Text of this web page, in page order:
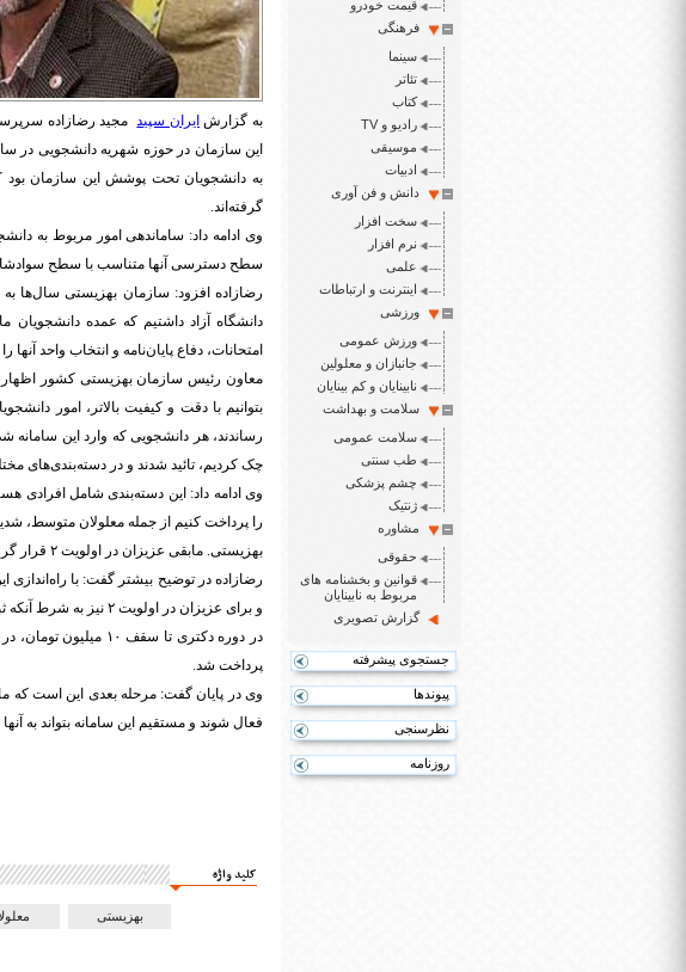
قیمت خودرو
فرهنگی
سینما
تئاتر
کتاب
رادیو و TV
موسیقی
ادبیات
دانش و فن آوری
سخت افزار
نرم افزار
علمی
اینترنت و ارتباطات
ورزشی
ورزش عمومی
جانبازان و معلولین
نابینایان و کم بینایان
سلامت و بهداشت
سلامت عمومی
طب سنتی
چشم پزشکی
ژنتیک
مشاوره
حقوقی
قوانین و بخشنامه های
مربوط به نابینایان
گزارش تصویری
جستجوی پیشرفته
پیوندها
نظرسنجی
روزنامه
به گزارش ایران سپیدمجید رضازاده
به دانشجویان تحت پوشش این سازمان بود
گرفته‌اند.
وی ادامه داد: ساماندهی امور مربوط به
سطح دسترسی آنها متناسب با سطح
دانشگاه آزاد داشتیم که عمده دانشجویان
امتحانات، دفاع پایان‌نامه و انتخاب واحد آنها
معاون رئیس سازمان بهزیستی کشور اظهار
بتوانیم با دقت و کیفیت بالاتر، امور
رساندند، هر دانشجویی که وارد این سامانه
چک کردیم، تائید شدند و در دسته‌بندی‌های
وی ادامه داد: این دسته‌بندی شامل افرادی
را پرداخت کنیم از جمله معلولان متوسط،
بهزیستی. مابقی عزیزان در اولویت ۲ قرار گرفتند که ما بر اساس بودجه باید تصمیم می‌گرفتیم که چه میزان شهریه آنها را پرداخت کنیم.
رضازاده در توضیح بیشتر گفت: با راه‌اندازی
پرداخت شد.
وی در پایان گفت: مرحله بعدی این است که ما
فعال شوند و مستقیم این سامانه بتواند به
کلید واژه
بهزیستی